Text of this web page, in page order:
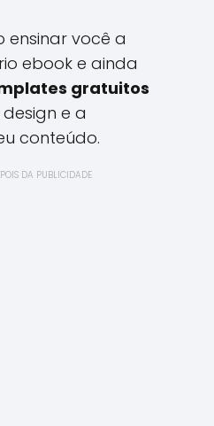
ensinar você a
ebook e ainda
gratuitos
e a
conteúdo.
DA PUBLICIDADE